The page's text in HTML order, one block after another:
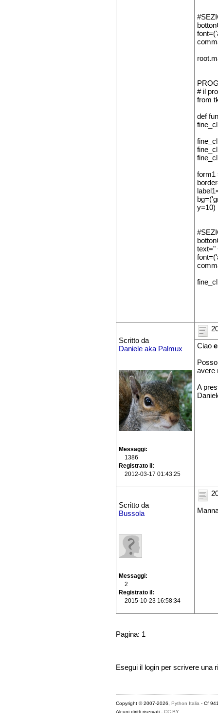
# il
from
def
form1
y=10)
text="
Scritto da
Daniele aka Palmux
Messaggi
1386
Registrato il
2012-03-17 01:43:25
Ciao
avere
A
Scritto da
Bussola
Messaggi
2
Registrato il
2015-10-23 16:58:34
Pagina: 1
Esegui il login per scrivere una
Copyright © 2007-2026, Python Italia- Cf
Alcuni diritti riservati - CC-BY